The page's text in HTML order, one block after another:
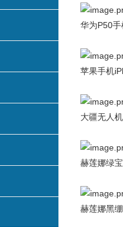
华为P50手
苹果手机
大疆无人机
赫莲娜绿
赫莲娜黑